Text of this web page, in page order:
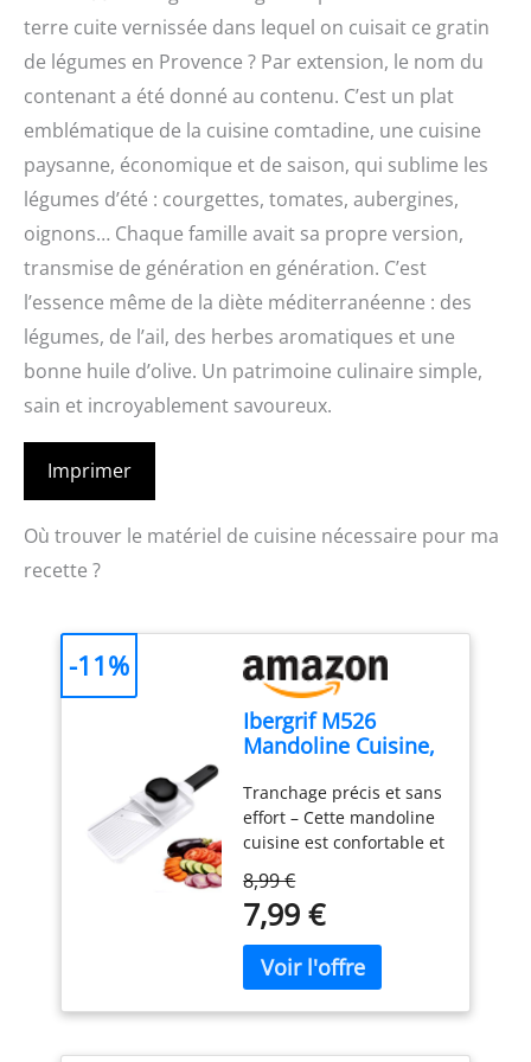
terre cuite vernissée dans lequel on cuisait ce gratin
de légumes en Provence ? Par extension, le nom du
contenant a été donné au contenu. C’est un plat
emblématique de la cuisine comtadine, une cuisine
paysanne, économique et de saison, qui sublime les
légumes d’été : courgettes, tomates, aubergines,
oignons… Chaque famille avait sa propre version,
transmise de génération en génération. C’est
l’essence même de la diète méditerranéenne : des
légumes, de l’ail, des herbes aromatiques et une
bonne huile d’olive. Un patrimoine culinaire simple,
sain et incroyablement savoureux.
Imprimer
Où trouver le matériel de cuisine nécessaire pour ma
recette ?
Ibergrif M526
Mandoline Cuisine,
Réglable 1–4 mm
Tranchage précis et sans
effort – Cette mandoline
cuisine est confortable et
permet d’obtenir des
tranches fines, nettes et
régulières avec un
minimum d’effort. Que
vous soyez débutant ou
cuisinier expérimenté,
8,99 €
7,99 €
-11%